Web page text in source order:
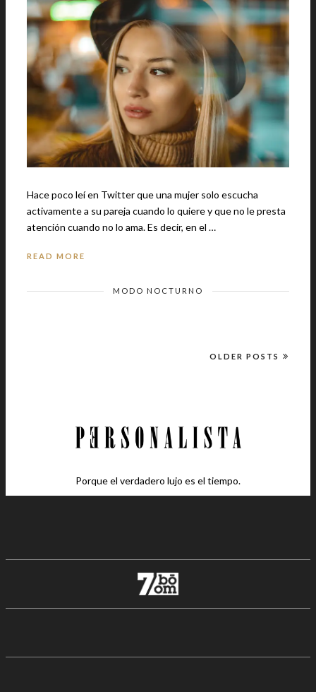
Hace poco leí en Twitter que una mujer solo escucha
activamente a su pareja cuando lo quiere y que no le presta
atención cuando no lo ama. Es decir, en el …
READ MORE
MODO NOCTURNO
OLDER POSTS
Porque el verdadero lujo es el tiempo.